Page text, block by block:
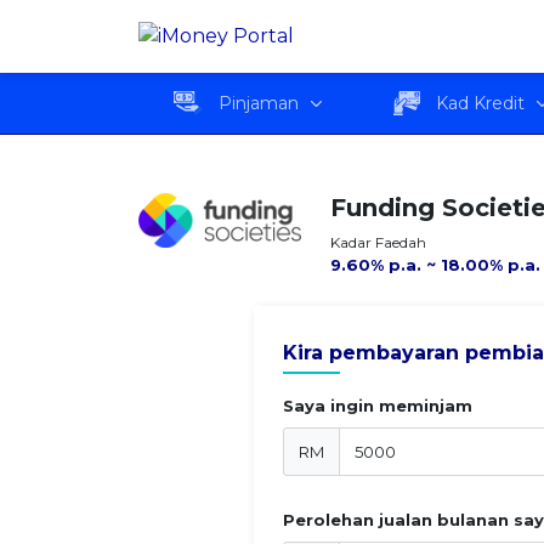
Pinjaman Kad Kredit
Funding Societies
Pembiayaan Perniagaan
Funding
Kadar Faedah
9.60% p.a. ~ 18.00% p.a.
Kira pembayaran
Saya ingin meminjam
RM
Perolehan jualan bulanan